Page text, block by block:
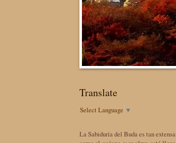
Translate
Select Language ▼
La Sabiduría del Buda es tan extensa